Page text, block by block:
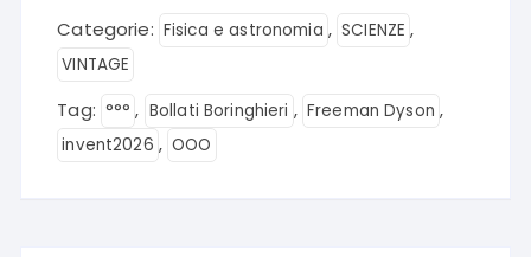
Categorie: Fisica e astronomia , SCIENZE ,
VINTAGE
Tag: °°° , Bollati Boringhieri , Freeman Dyson ,
invent2026 , OOO